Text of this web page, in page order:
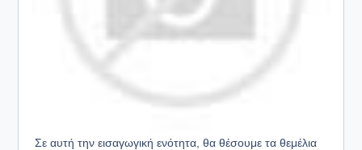
Σε αυτή την εισαγωγική ενότητα, θα θέσουμε τα θεμέλια